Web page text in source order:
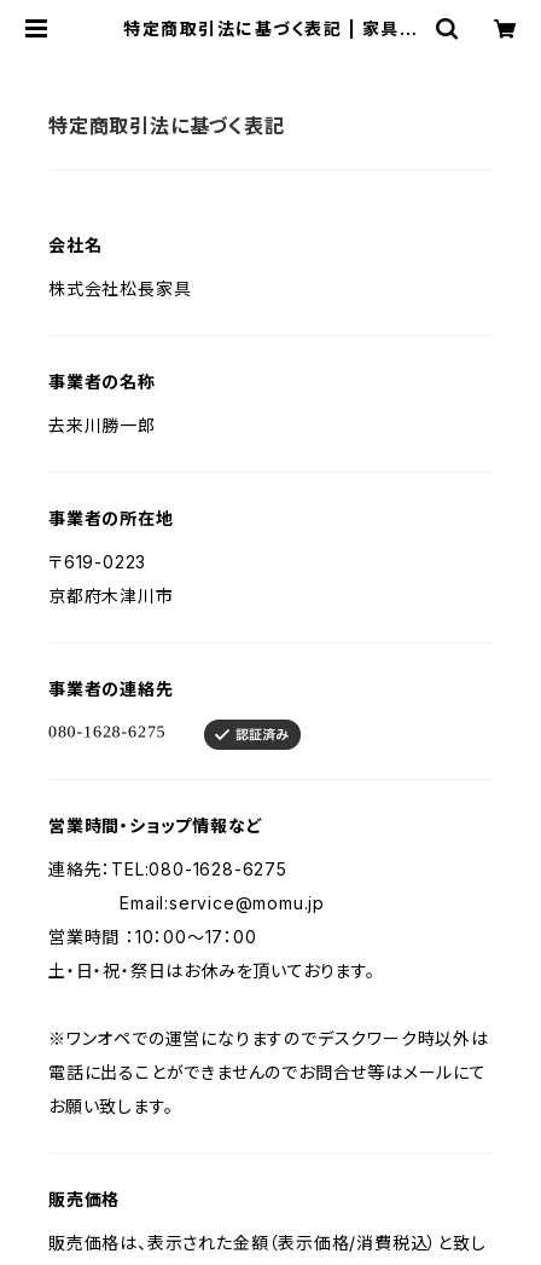
特定商取引法に基づく表記 | 家具の
特定商取引法に基づく表記
会社名
株式会社松長家具
事業者の名称
去来川勝一郎
事業者の所在地
〒619-0223
京都府木津川市
事業者の連絡先
営業時間・ショップ情報など
連絡先：TEL:080-1628-6275
Email:service@momu.jp
営業時間 ：10：00～17：00
土・日・祝・祭日はお休みを頂いております。
※ワンオペでの運営になりますのでデスクワーク時以外は
電話に出ることができませんのでお問合せ等はメールにて
お願い致します。
販売価格
販売価格は、表示された金額（表示価格/消費税込）と致し